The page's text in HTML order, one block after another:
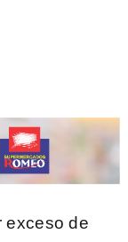
exceso de